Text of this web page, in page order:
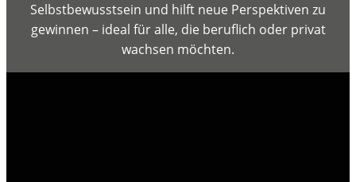
Selbstbewusstsein und hilft neue Perspektiven zu
gewinnen – ideal für alle, die beruflich oder privat
wachsen möchten.